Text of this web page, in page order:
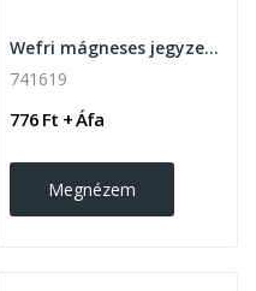
Wefri mágneses jegyzetlap
741619
776 Ft + Áfa
Megnézem